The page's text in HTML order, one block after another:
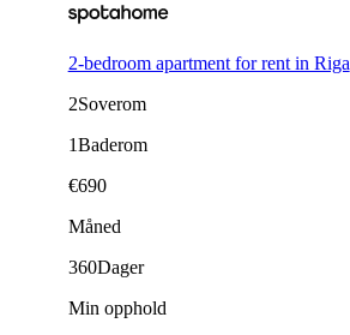
2-bedroom apartment for rent in Riga
2Soverom
1Baderom
€690
Måned
360Dager
Min opphold